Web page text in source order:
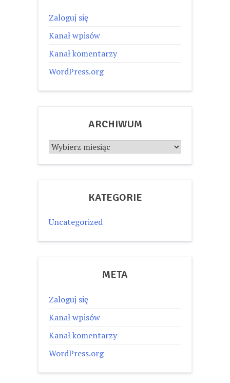
Zaloguj się
Kanał wpisów
Kanał komentarzy
WordPress.org
ARCHIWUM
Archiwum
KATEGORIE
Uncategorized
META
Zaloguj się
Kanał wpisów
Kanał komentarzy
WordPress.org